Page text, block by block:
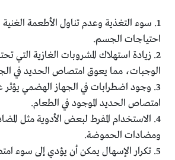
1. سوء التغذية وعدم تناول الأطعمة الغنية
احتياجات الجسم.
2. زيادة استهلاك المشروبات الغازية التي
الوجبات، مما يعوق امتصاص الحديد في
3. وجود اضطرابات في الجهاز الهضمي
امتصاص الحديد الموجود في الطعام.
4. الاستخدام المفرط لبعض الأدوية مثل
ومضادات الحموضة.
5. تكرار الإسهال يمكن أن يؤدي إلى سوء